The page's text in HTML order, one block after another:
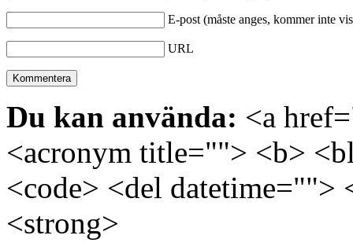
E-post (måste anges, kommer inte
URL
Du kan använda: <a
<acronym title=""> <b>
<code> <del
<strong>